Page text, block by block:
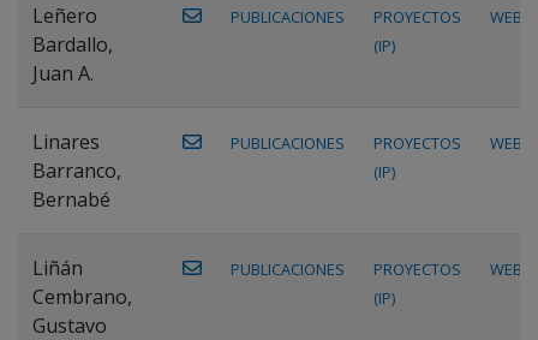
Leñero
Bardallo,
Juan A.
PUBLICACIONES
PROYECTOS
(IP)
WEB
Linares
Barranco,
Bernabé
PUBLICACIONES
PROYECTOS
(IP)
WEB
Liñán
Cembrano,
Gustavo
PUBLICACIONES
PROYECTOS
(IP)
WEB